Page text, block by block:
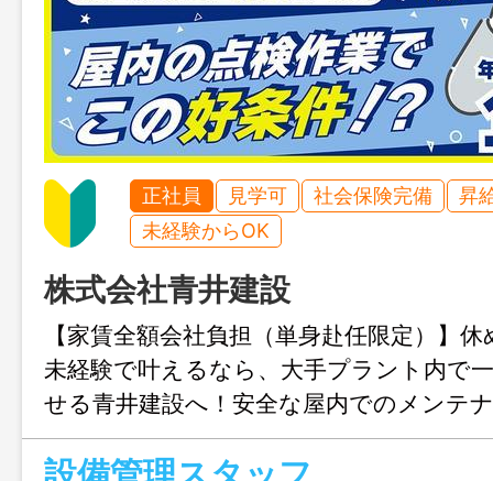
正社員 見学可 社会保険完備
昇
未経験からOK
株式会社青井建設
【家賃全額会社負担（単身赴任限定）】
未経験で叶えるなら、大手プラント内で
せる青井建設へ！安全な屋内でのメンテ
給27万円～。規則がしっかりした職場だ
定時退勤ができます◎ まとまった休日も